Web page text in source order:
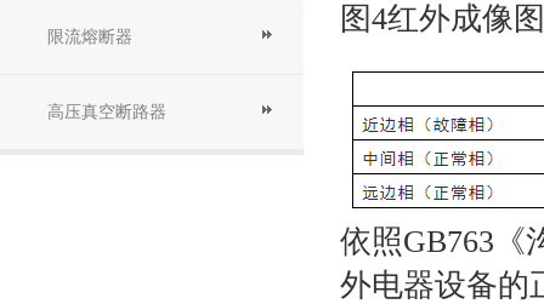
限流熔断器
高压真空断路器
图 4红外成像图
依照GB763
外电器设备的